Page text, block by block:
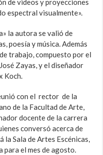
de videos y proyecciones
espectral visualmente».
la autora se valió de
poesía y música. Además
trabajo, compuesto por el
Zayas, y el diseñador
Koch.
con el rector de la
de la Facultad de Arte,
docente de la carrera
conversó acerca de
la Sala de Artes Escénicas,
para el mes de agosto.